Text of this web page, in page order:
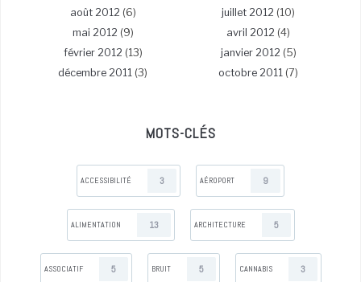
août 2012 (6) juillet 2012 (10)
mai 2012 (9) avril 2012 (4)
février 2012 (13) janvier 2012 (5)
décembre 2011 (3) octobre 2011 (7)
MOTS-CLÉS
ACCESSIBILITÉ 3 AÉROPORT 9
ALIMENTATION 13 ARCHITECTURE 5
ASSOCIATIF 5 BRUIT 5 CANNABIS 3